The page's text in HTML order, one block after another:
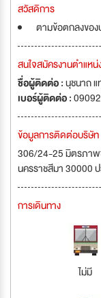
สวัสดิการ
ตามข้อตกลงขอ
สนใจสมัครงานตำแห
ชื่อผู้ติดต่อ :นุชนาถ
เบอร์ผู้ติดต่อ :
ข้อมูลการติดต่อบริษัท
306/24-25 มิตรภาพ
นครราชสีมา 30000 ป
การเดินทาง
ไม่มี